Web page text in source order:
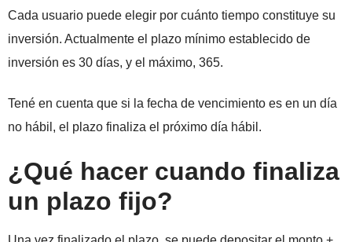
Cada usuario puede elegir por cuánto tiempo constituye su
inversión. Actualmente el plazo mínimo establecido de
inversión es 30 días, y el máximo, 365.
Tené en cuenta que si la fecha de vencimiento es en un día
no hábil, el plazo finaliza el próximo día hábil.
¿Qué hacer cuando finaliza
un plazo fijo?